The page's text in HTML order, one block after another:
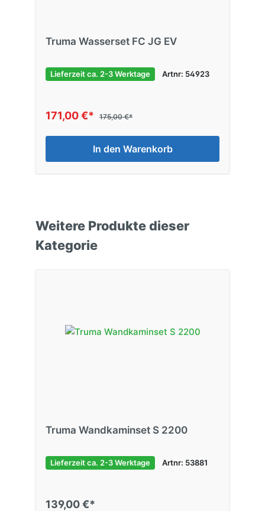
Truma Wasserset FC JG EV
Lieferzeit ca. 2-3 Werktage Artnr: 54923
171,00 €* 175,00 €*
In den Warenkorb
Weitere Produkte dieser
Kategorie
Truma Wandkaminset S 2200
Lieferzeit ca. 2-3 Werktage Artnr: 53881
139,00 €*